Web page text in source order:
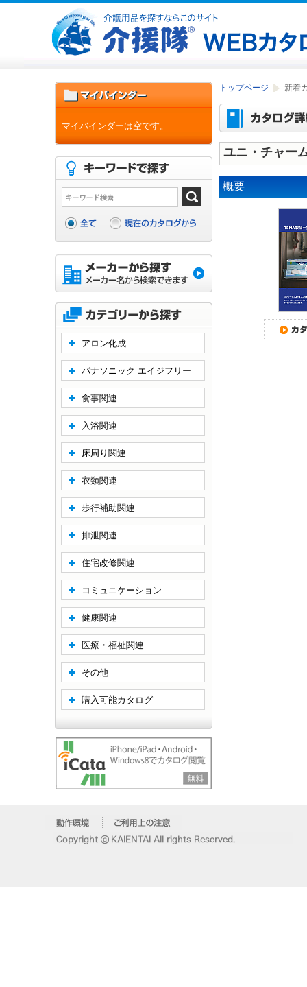
トップページ 新着
ユニ・チャー
概要
マイバインダーは空です。
アロン化成
パナソニック エイジフリー
食事関連
入浴関連
床周り関連
衣類関連
歩行補助関連
排泄関連
住宅改修関連
コミュニケーション
健康関連
医療・福祉関連
その他
購入可能カタログ